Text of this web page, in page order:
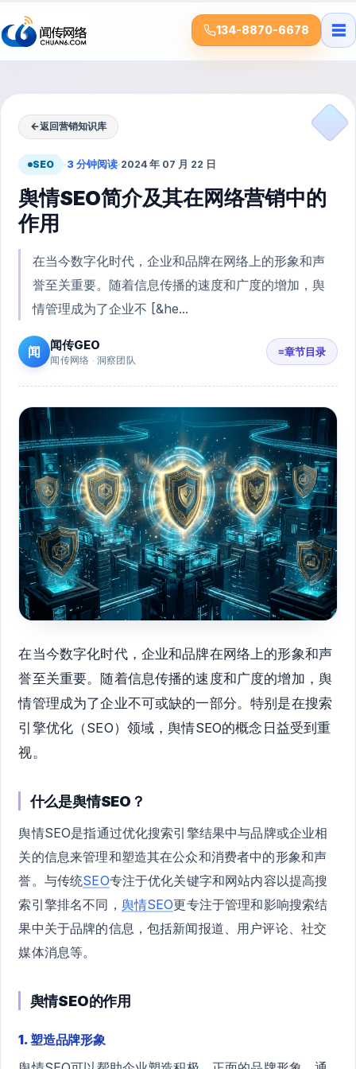
134-8870-6678 ☰
←返回营销知识库
SEO ·3 分钟阅读·2024 年 07 月 22 日
舆情SEO简介及其在网络营销中的
作用
在当今数字化时代，企业和品牌在网络上的形象和声
誉至关重要。随着信息传播的速度和广度的增加，舆
情管理成为了企业不 [&he...
闻 闻传GEO
闻传网络 · 洞察团队
≡章节目录
在当今数字化时代，企业和品牌在网络上的形象和声
誉至关重要。随着信息传播的速度和广度的增加，舆
情管理成为了企业不可或缺的一部分。特别是在搜索
引擎优化（SEO）领域，舆情SEO的概念日益受到重
视。
什么是舆情SEO？
舆情SEO是指通过优化搜索引擎结果中与品牌或企业相
关的信息来管理和塑造其在公众和消费者中的形象和声
誉。与传统SEO专注于优化关键字和网站内容以提高搜
索引擎排名不同， 舆情SEO更专注于管理和影响搜索结
果中关于品牌的信息，包括新闻报道、用户评论、社交
媒体消息等。
舆情SEO的作用
1. 塑造品牌形象